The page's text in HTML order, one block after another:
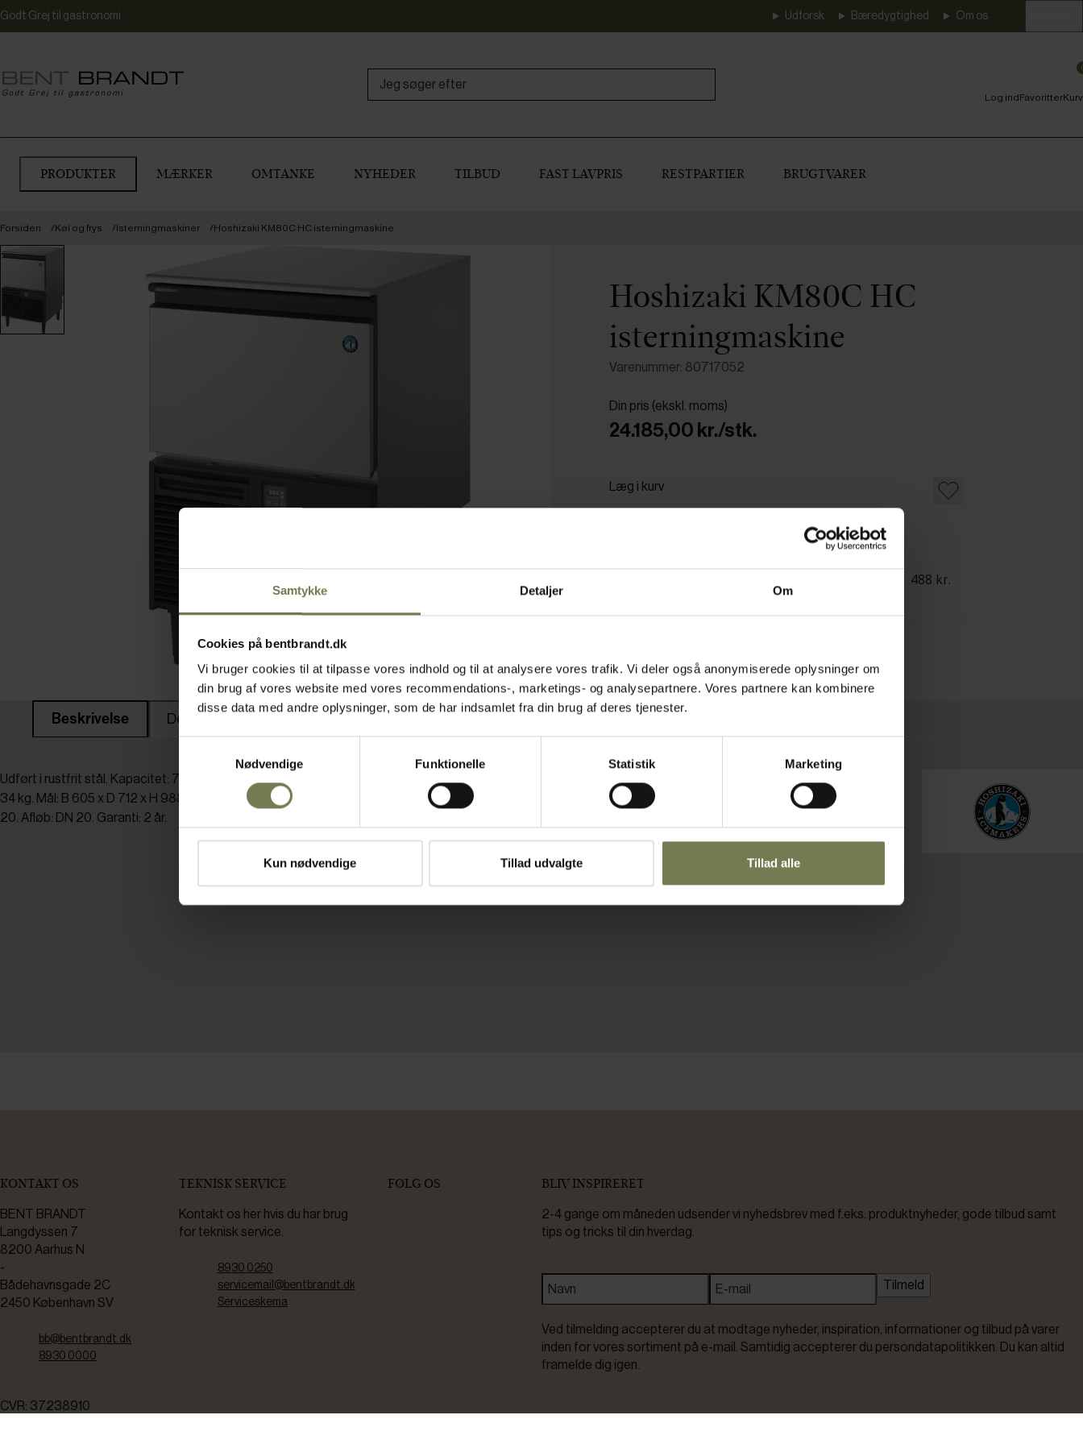
Samtykke Detaljer Om
Cookies på bentbrandt.dk
Vi bruger cookies til at tilpasse vores indhold og til at analysere vores trafik. Vi deler også anonymiserede oplysninger om
din brug af vores website med vores recommendations-, marketings- og analysepartnere. Vores partnere kan kombinere
disse data med andre oplysninger, som de har indsamlet fra din brug af deres tjenester.
Nødvendige
Funktionelle Statistik Marketing
Kun nødvendige Tillad udvalgte Tillad alle
Godt Grej til gastronomi Udforsk Bæredygtighed Om os
Log indFavoritterKurv
PRODUKTER MÆRKER OMTANKE NYHEDER TILBUD FAST LAVPRIS RESTPARTIER BRUGTVARER
Forsiden Køl og frys Isterningmaskiner Hoshizaki KM80C HC isterningmaskine
Hoshizaki KM80C HC
isterningmaskine
Varenummer: 80717052
Din pris (ekskl. moms)
24.185,00 kr./stk.
Læg i kurv
Beskrivelse Dokumenter
Udført i rustfrit stål. Kapacitet: 75 kg. pr. døgn ved vand/luft 10°/10°C. Magasin:
34 kg. Mål: B 605 x D 712 x H 988 mm. El: 230 Volt. 314 watt. Koldt vand: DN
20. Afløb: DN 20. Garanti: 2 år.
KONTAKT OS
BENT BRANDT
Langdyssen 7
8200 Aarhus N
-
Bådehavnsgade 2C
2450 København SV
bb@bentbrandt.dk
8930 0000
CVR: 37238910
TEKNISK SERVICE
Kontakt os her hvis du har brug
for teknisk service.
8930 0250
servicemail@bentbrandt.dk
Serviceskema
FØLG OS BLIV INSPIRERET
2-4 gange om måneden udsender vi nyhedsbrev med f.eks. produktnyheder, gode tilbud samt
tips og tricks til din hverdag.
Tilmeld
Ved tilmelding accepterer du at modtage nyheder, inspiration, informationer og tilbud på varer
inden for vores sortiment på e-mail. Samtidig accepterer du persondatapolitikken. Du kan altid
framelde dig igen.